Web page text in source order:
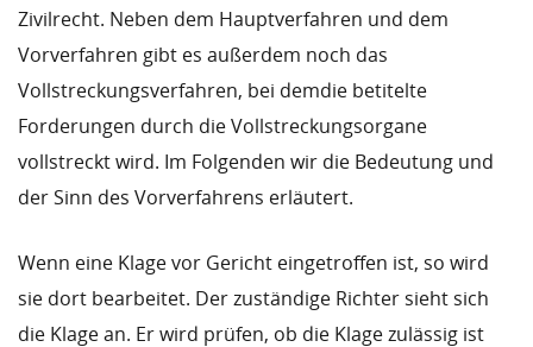
Zivilrecht. Neben dem Hauptverfahren und dem
Vorverfahren gibt es außerdem noch das
Vollstreckungsverfahren, bei demdie betitelte
Forderungen durch die Vollstreckungsorgane
vollstreckt wird. Im Folgenden wir die Bedeutung und
der Sinn des Vorverfahrens erläutert.
Wenn eine Klage vor Gericht eingetroffen ist, so wird
sie dort bearbeitet. Der zuständige Richter sieht sich
die Klage an. Er wird prüfen, ob die Klage zulässig ist